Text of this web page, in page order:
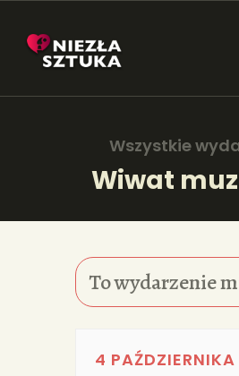
Wszystkie
Wiwat
NIEZŁA
AKTUALNOŚCI
WYDARZENIA
ARTYKUŁY
KSIĄŻKI
To wydarzenie
4